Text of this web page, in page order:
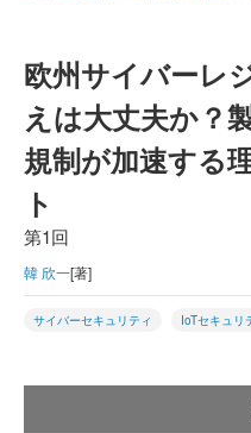
欧州サイバーレ
えは大丈夫か？
規制が加速する
ト
第1回
韓 欣一[著]
サイバーセキュリティ IoTセキュリ